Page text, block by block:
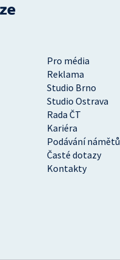
Pro média
Reklama
Studio Brno
Studio Ostrava
Rada ČT
Kariéra
Podávání námětů
Časté dotazy
Kontakty